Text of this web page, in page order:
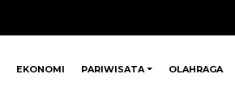
EKONOMI PARIWISATA OLAHRAGA